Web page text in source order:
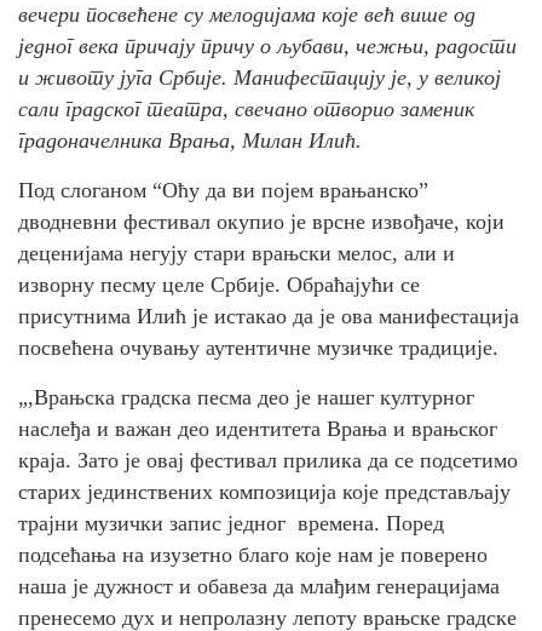
вечери посвећене су мелодијама које већ више од
једног века причају причу о љубави, чежњи, радости
и животу југа Србије. Манифестацију је, у великој
сали градског театра, свечано отворио заменик
градоначелника Врања, Милан Илић.
Под слоганом “Оћу да ви појем врањанско”
дводневни фестивал окупио је врсне извођаче, који
деценијама негују стари врањски мелос, али и
изворну песму целе Србије. Обраћајући се
присутнима Илић је истакао да је ова манифестација
посвећена очувању аутентичне музичке традиције.
„,Врањска градска песма део је нашег културног
наслеђа и важан део идентитета Врања и врањског
краја. Зато је овај фестивал прилика да се подсетимо
старих јединствених композиција које представљају
трајни музички запис једног времена. Поред
подсећања на изузетно благо које нам је поверено
наша је дужност и обавеза да млађим генерацијама
пренесемо дух и непролазну лепоту врањске градске